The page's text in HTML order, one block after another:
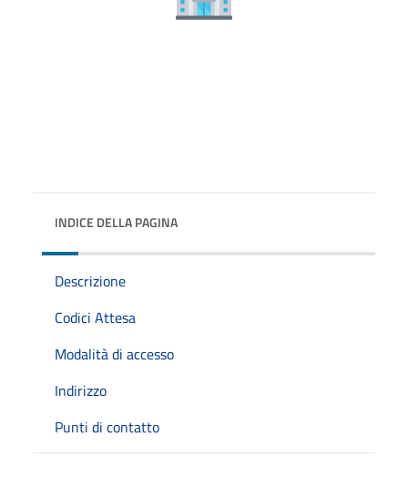
INDICE DELLA PAGINA
Descrizione
Codici Attesa
Modalità di accesso
Indirizzo
Punti di contatto